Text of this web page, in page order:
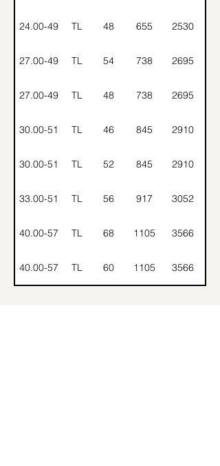
24.00-49 TL 48 655 2530
27.00-49 TL 54 738 2695
27.00-49 TL 48 738 2695
30.00-51 TL 46 845 2910
30.00-51 TL 52 845 2910
33.00-51 TL 56 917 3052
40.00-57 TL 68 1105 3566
40.00-57 TL 60 1105 3566